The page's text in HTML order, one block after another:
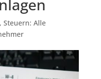
, Steuern: Alle